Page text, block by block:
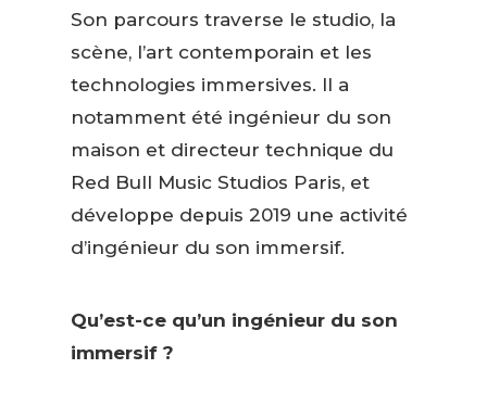
Son parcours traverse le studio, la
scène, l’art contemporain et les
technologies immersives. Il a
notamment été ingénieur du son
maison et directeur technique du
Red Bull Music Studios Paris, et
développe depuis 2019 une activité
d’ingénieur du son immersif.
Qu’est-ce qu’un ingénieur du son
immersif ?